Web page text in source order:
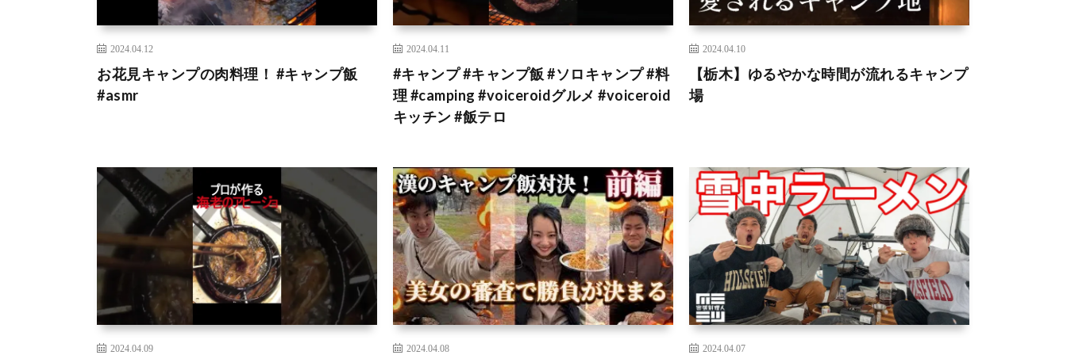
2024.04.12
お花見キャンプの肉料理！ #キャンプ飯
#asmr
2024.04.11
#キャンプ #キャンプ飯 #ソロキャンプ #料
理 #camping #voiceroidグルメ #voiceroid
キッチン #飯テロ
2024.04.10
【栃木】ゆるやかな時間が流れるキャンプ
場
2024.04.09 2024.04.08 2024.04.07